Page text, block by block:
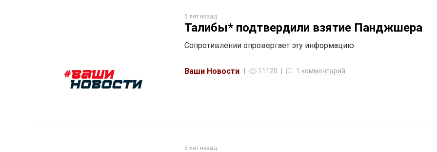
5 лет назад
Талибы* подтвердили взятие Панджшера
Сопротивлении опровергает эту информацию
Ваши Новости 11120 1 комментарий
5 лет назад